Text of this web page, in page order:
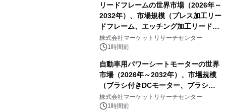
リードフレームの世界市場（2026年～
2032年）、市場規模（プレス加工リー
ドフレーム、エッチング加工リードフ
レーム）・分析レポートを発表
株式会社マーケットリサーチセンター
1時間前
自動車用パワーシートモーターの世界
市場（2026年～2032年）、市場規模
（ブラシ付きDCモーター、ブラシレ
スDCモーター）・分析レポートを発
表
株式会社マーケットリサーチセンター
1時間前